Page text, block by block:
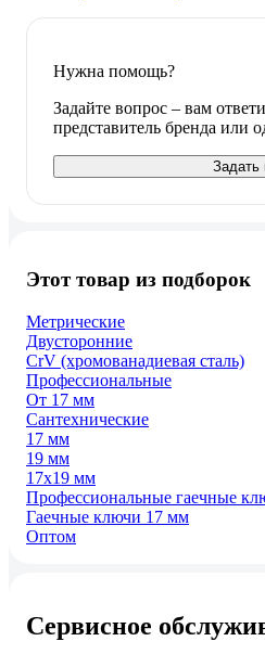
Нужна помощь?
Задайте вопрос – вам
представитель бренда или
Задать
Этот товар из подборок
Метрические
Двусторонние
CrV (хромованадиевая сталь)
Профессиональные
От 17 мм
Сантехнические
17 мм
19 мм
17х19 мм
Профессиональные гаечные
Гаечные ключи 17 мм
Оптом
Сервисное